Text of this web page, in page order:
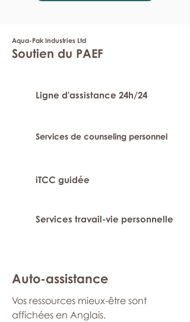
Aqua-Pak Industries Ltd
Soutien du PAEF
Ligne d'assistance 24h/24
Services de counseling personnel
iTCC guidée
Services travail-vie personnelle
Auto-assistance
Vos ressources mieux-être sont
affichées en Anglais.